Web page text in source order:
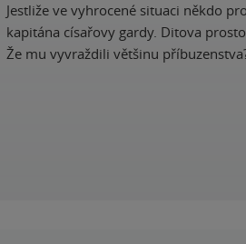
Jestliže ve vyhrocené situaci někdo
kapitána císařovy gardy. Ditova
Že mu vyvraždili většinu